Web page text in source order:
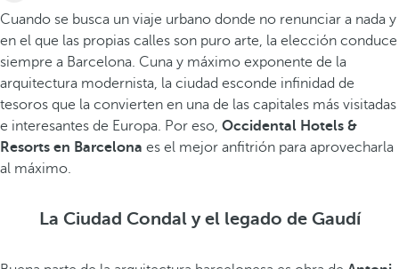
Cuando se busca un viaje urbano donde no renunciar a nada y
en el que las propias calles son puro arte, la elección conduce
siempre a Barcelona. Cuna y máximo exponente de la
arquitectura modernista, la ciudad esconde infinidad de
tesoros que la convierten en una de las capitales más visitadas
e interesantes de Europa. Por eso, Occidental Hotels &
Resorts en Barcelona es el mejor anfitrión para aprovecharla
al máximo.
La Ciudad Condal y el legado de Gaudí